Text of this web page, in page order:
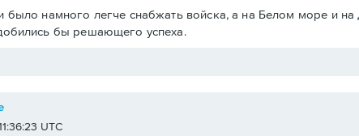
было намного легче снабжать войска, а на Белом море и
бы решающего успеха.
UTC